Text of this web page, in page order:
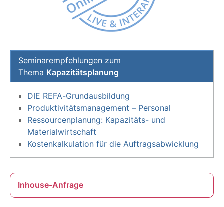
Seminarempfehlungen zum
Thema Kapazitätsplanung
DIE REFA-Grundausbildung
Produktivitätsmanagement – Personal
Ressourcenplanung: Kapazitäts- und
Materialwirtschaft
Kostenkalkulation für die Auftragsabwicklung
Inhouse-Anfrage